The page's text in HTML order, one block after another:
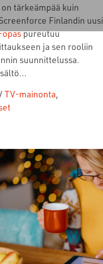
tärkeämpää kuin
Finlandin uusi
pureutuu
ja sen rooliin
suunnittelussa
/TV-mainonta